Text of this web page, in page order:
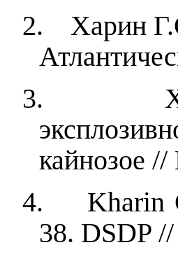
2.
Харин
3.
кайнозое
4.
Kharin
38. DSDP